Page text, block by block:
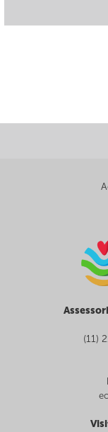
(11)